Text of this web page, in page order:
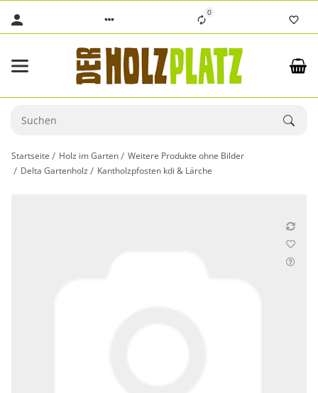
0
Startseite Holz im Garten
Weitere Produkte ohne Bilder
Delta Gartenholz
Kantholzpfosten kdi & Lärche